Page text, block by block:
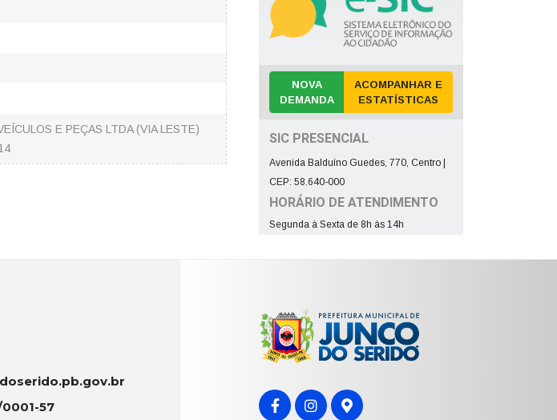
E PEÇAS LTDA (VIA LESTE)
NOVA
DEMANDA
ACOMPANHAR E
ESTATÍSTICAS
SIC PRESENCIAL
Avenida Balduíno Guedes, 770, Centro |
CEP: 58.640-000
HORÁRIO DE ATENDIMENTO
Segunda à Sexta de 8h às 14h
57